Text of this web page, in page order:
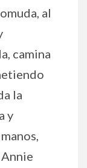
al
camina
la
y